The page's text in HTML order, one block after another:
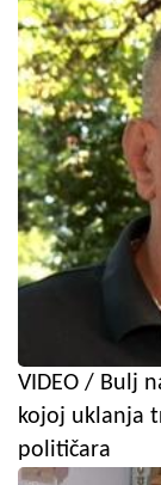
VIDEO / Bulj
kojoj uklanja
političara